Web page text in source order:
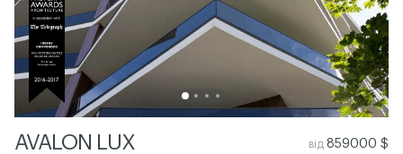
AVALON LUX від 859000 $